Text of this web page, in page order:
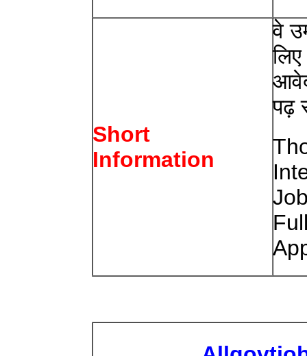
Short
Information
वे
पढ़